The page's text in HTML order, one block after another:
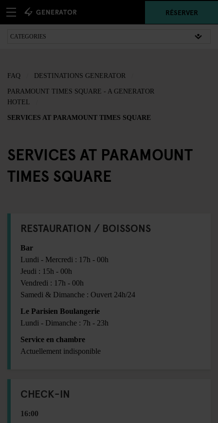
RÉSERVER
FAQ DESTINATIONS GENERATOR
PARAMOUNT TIMES SQUARE - A GENERATOR
HOTEL
SERVICES AT PARAMOUNT TIMES SQUARE
SERVICES AT PARAMOUNT
TIMES SQUARE
RESTAURATION / BOISSONS
Bar
Lundi - Mercredi : 17h - 00h
Jeudi : 15h - 00h
Vendredi : 17h - 00h
Samedi & Dimanche : Ouvert 24h/24
Le Parisien Boulangerie
Lundi - Dimanche : 7h - 23h
Service en chambre
Actuellement indisponible
CHECK-IN
16:00